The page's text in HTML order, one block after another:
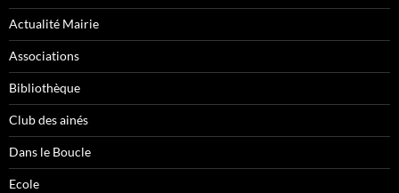
Actualité Mairie
Associations
Bibliothèque
Club des ainés
Dans le Boucle
Ecole